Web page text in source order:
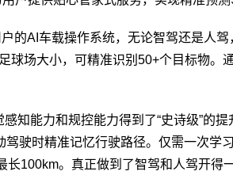
的AI车载操作系统，无论智驾还是人
球场大小，可精准识别50+个目标物
知能力和规控能力得到了“史诗级”的
驶时精准记忆行驶路径。仅需一次
100km。真正做到了智驾和人驾开得